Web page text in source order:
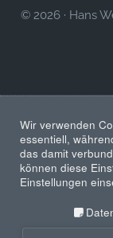
© 2026 · Hans
Wir verwenden
essentiell,
das damit
können diese
Einstellungen